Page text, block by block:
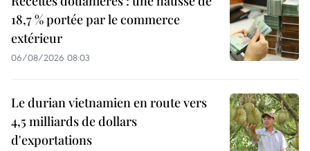
18,7 % portée par le commerce
extérieur
06/08/2026 08:03
Le durian vietnamien en route vers
4,5 milliards de dollars
d'exportations